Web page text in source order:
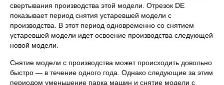
свертывания производства этой модели. Отрезок DE
показывает период снятия устаревшей модели с
производства. В этот период одновременно со снятием
устаревшей модели идет освоение производства следующей
новой модели.
Снятие модели с производства может происходить довольно
быстро — в течение одного года. Однако следующие за этим
периодом уменьшение парка машин и снятие модели с